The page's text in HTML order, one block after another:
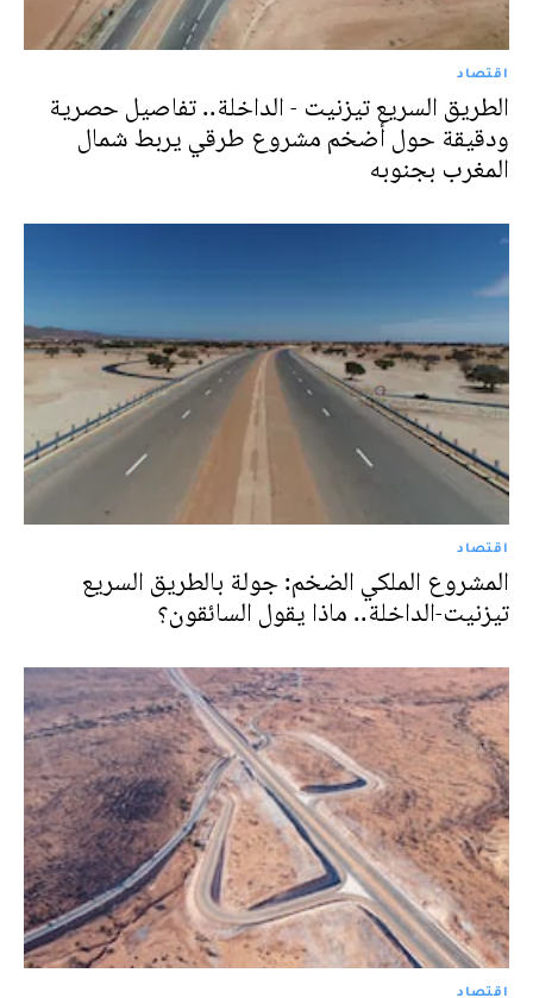
اقتصاد
الطريق السريع تيزنيت - الداخلة.. تفاصيل حصرية
ودقيقة حول أضخم مشروع طرقي يربط شمال
المغرب بجنوبه
اقتصاد
المشروع الملكي الضخم: جولة بالطريق السريع
تيزنيت-الداخلة.. ماذا يقول السائقون؟
اقتصاد